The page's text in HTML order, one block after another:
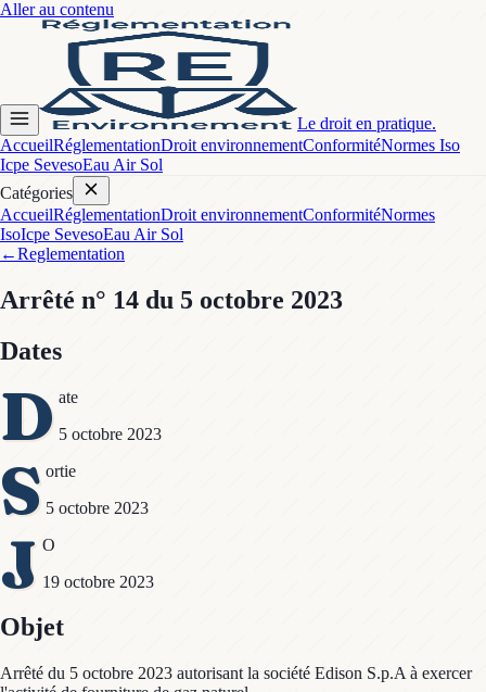
Aller au contenu
Le droit en pratique.
AccueilRéglementationDroit environnementConformitéNormes Iso
Icpe SevesoEau Air Sol
Catégories
AccueilRéglementationDroit environnementConformitéNormes
IsoIcpe SevesoEau Air Sol
←Reglementation
Arrêté n° 14 du 5 octobre 2023
Dates
D ate
5 octobre 2023
S ortie
5 octobre 2023
J O
19 octobre 2023
Objet
Arrêté du 5 octobre 2023 autorisant la société Edison S.p.A à exercer